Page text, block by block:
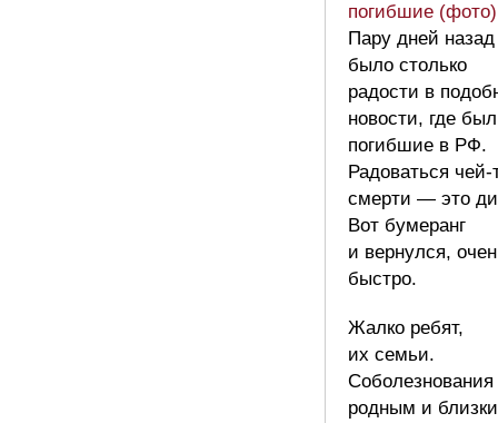
погибшие (фото)
Пару дней назад
было столько
радости в
новости, где
погибшие в РФ.
Радоваться чей-
смерти — это
Вот бумеранг
и вернулся,
быстро.
Жалко ребят,
их семьи.
Соболезнования
родным и